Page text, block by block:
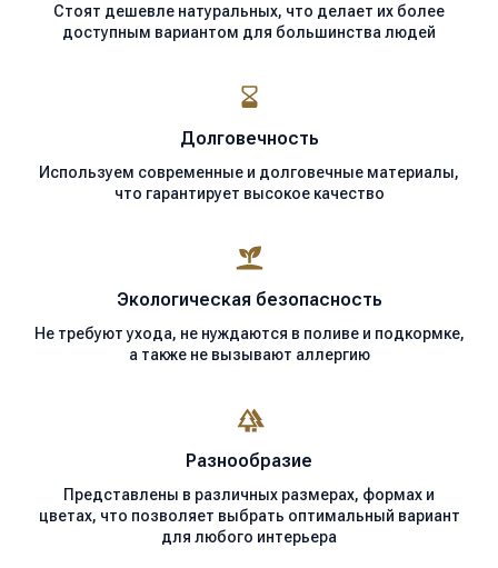
Стоят дешевле натуральных, что делает их более
доступным вариантом для большинства людей
Долговечность
Используем современные и долговечные материалы,
что гарантирует высокое качество
Экологическая безопасность
Не требуют ухода, не нуждаются в поливе и подкормке,
а также не вызывают аллергию
Разнообразие
Представлены в различных размерах, формах и
цветах, что позволяет выбрать оптимальный вариант
для любого интерьера